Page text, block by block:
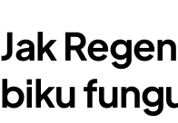
Jak
biku